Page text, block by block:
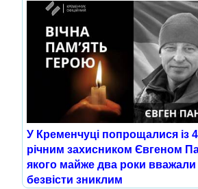
У Кременчуці попрощалися із
річним захисником Євгеном
якого майже два роки вважали
безвісти зниклим